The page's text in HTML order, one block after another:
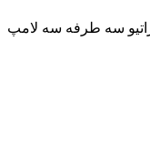
سه طرفه سه لامپ